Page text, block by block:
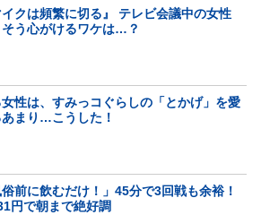
イクは頻繁に切る』 テレビ会議中の女性
う心がけるワケは…？
性は、すみっコぐらしの「とかげ」を愛
まり…こうした！
俗前に飲むだけ！」45分で3回戦も余裕！
円で朝まで絶好調